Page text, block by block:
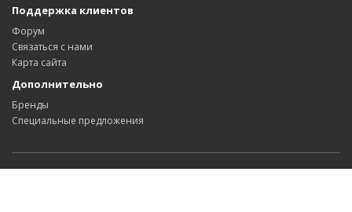
Поддержка клиентов
Форум
Связаться с нами
Карта сайта
Дополнительно
Бренды
Специальные предложения